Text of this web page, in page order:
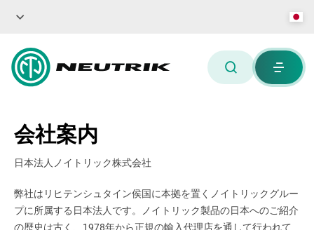
会社案内
日本法人ノイトリック株式会社
弊社はリヒテンシュタイン侯国に本拠を置くノイトリックグルー
プに所属する日本法人です。ノイトリック製品の日本へのご紹介
の歴史は古く、1978年から正規の輸入代理店を通して行われて